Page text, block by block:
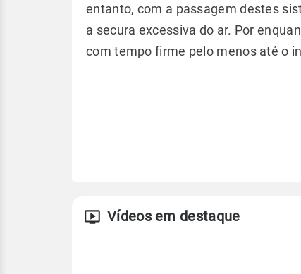
entanto, com a passagem destes
a secura excessiva do ar. Por
com tempo firme pelo menos até o
Vídeos em destaque